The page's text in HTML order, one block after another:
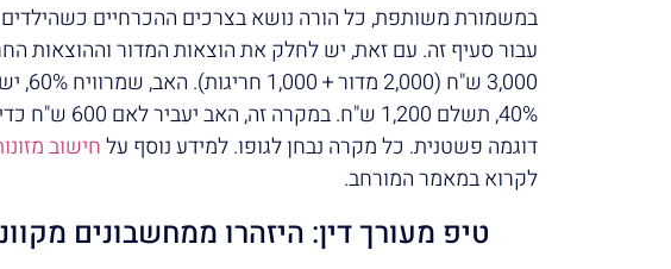
במשמורת משותפת, כל הורה נושא בצרכים ההכרחיים
עבור סעיף זה. עם זאת, יש לחלק את הוצאות המדור וההוצאות
40%, תשלם
דוגמה פשטנית. כל מקרה נבחן לגופו. למידע נוסף עלחישוב
לקרוא במאמר המורחב.
טיפ מעורך דין: היזהרו ממחשבונים